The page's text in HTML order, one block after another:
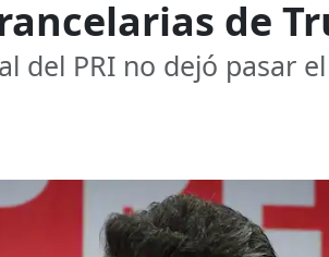
de
del PRI no dejó pasar